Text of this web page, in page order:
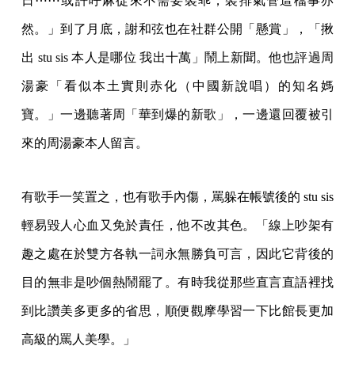
然。」到了月底，謝和弦也在社群公開「懸賞」，「揪
出 stu sis 本人是哪位 我出十萬」鬧上新聞。他也評過周
湯豪「看似本土實則赤化（中國新說唱）的知名媽
寶。」一邊聽著周「華到爆的新歌」，一邊還回覆被引
來的周湯豪本人留言。
有歌手一笑置之，也有歌手內傷，罵躲在帳號後的 stu sis
輕易毀人心血又免於責任，他不改其色。「線上吵架有
趣之處在於雙方各執一詞永無勝負可言，因此它背後的
目的無非是吵個熱鬧罷了。有時我從那些直言直語裡找
到比讚美多更多的省思，順便觀摩學習一下比館長更加
高級的罵人美學。」